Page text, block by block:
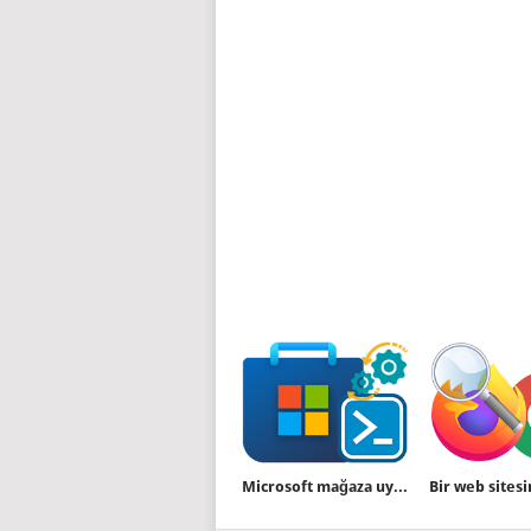
Microsoft mağaza uygulamalarını komutla kurun